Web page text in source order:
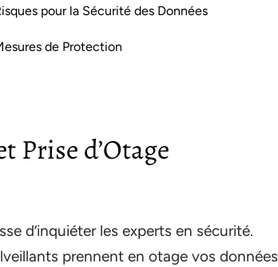
pour la Sécurité des Données
de Protection
Prise d’Otage
d’inquiéter les experts en sécurité.
prennent en otage vos données